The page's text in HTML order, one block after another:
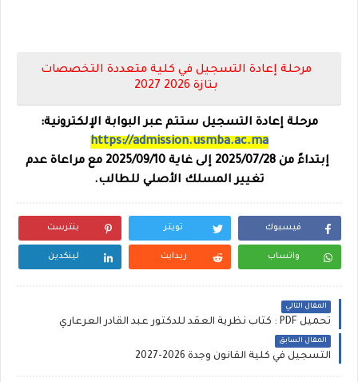
مرحلة إعادة التسجيل في كلية متعددة التخصصات
بتازة 2026 2027
مرحلة إعادة التسجيل ستتم عبر البوابة الإلكترونية:
https://admission.usmba.ac.ma
إبتداءً من 2025/07/28 إلى غاية 2025/09/10 مع مراعاة عدم
تغيير المسلك الأصلي للطالب.
فيسبوك تويتر بنترست
واتساب ريدايت لينكدين
المقال التالي
تحميل PDF : كتاب نظرية العقد للدكتور عبد القادر العرعاري
المقال السابق
التسجيل في كلية القانون وجدة 2026-2027